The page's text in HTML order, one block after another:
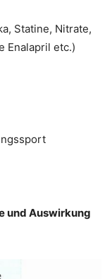
Statine, Nitrate,
Enalapril etc.)
und Auswirkung